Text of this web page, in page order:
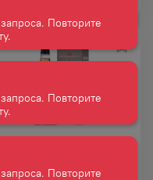
Повторите
Повторите